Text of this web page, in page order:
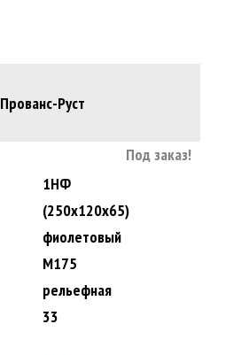
Прованс-Руст
Под заказ!
1НФ
(250x120x65)
фиолетовый
M175
рельефная
33